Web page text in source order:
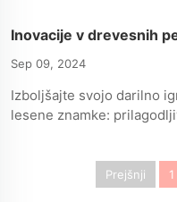
Inovacije v drevesnih
Sep 09, 2024
Izboljšajte svojo darilno
lesene znamke:
Prejšnji 1